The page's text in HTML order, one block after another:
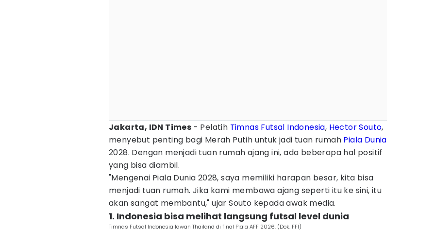
Jakarta, IDN Times - Pelatih Timnas Futsal Indonesia, Hector Souto,
menyebut penting bagi Merah Putih untuk jadi tuan rumah Piala Dunia
2028. Dengan menjadi tuan rumah ajang ini, ada beberapa hal positif
yang bisa diambil.
"Mengenai Piala Dunia 2028, saya memiliki harapan besar, kita bisa
menjadi tuan rumah. Jika kami membawa ajang seperti itu ke sini, itu
akan sangat membantu," ujar Souto kepada awak media.
1. Indonesia bisa melihat langsung futsal level dunia
Timnas Futsal Indonesia lawan Thailand di final Piala AFF 2026. (Dok. FFI)